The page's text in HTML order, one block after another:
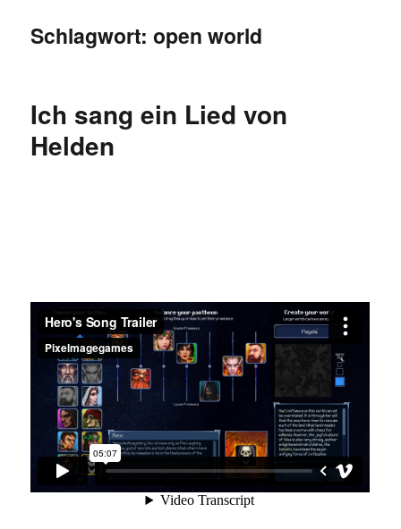
Schlagwort:open world
Ich sang ein Lied von
Helden